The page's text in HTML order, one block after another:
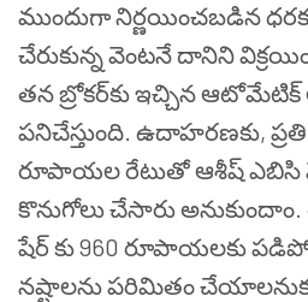
ముందుగా నిర్ణయించబడిన
చేరుకున్న వెంటనే దానిని
తన బ్రోకర్‌కు ఇచ్చిన ఆటోమేటిక్
పనిచేస్తుంది. ఉదాహరణకు,
రూపాయల రేటుతో ఆశీష్ ఎబిసి
కొనుగోలు చేసారు
షేర్ కు 960 రూపాయలకు
నష్టాలను పరిమితం